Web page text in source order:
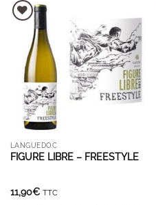
AJOUTER À LA LISTE D'ENVIES
LANGUEDOC
FIGURE LIBRE – FREESTYLE
11,90€ TTC